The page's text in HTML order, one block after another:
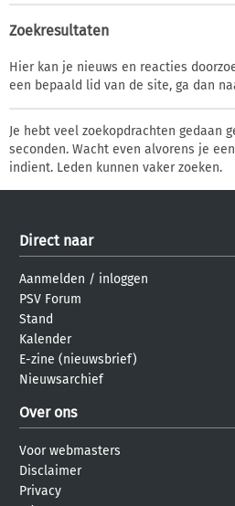
Zoekresultaten
Hier kan je nieuws en reacties
een bepaald lid van de site, ga dan
Je hebt veel zoekopdrachten gedaan
seconden. Wacht even alvorens je
indient. Leden kunnen vaker zoeken.
Direct naar
Aanmelden / inloggen
PSV Forum
Stand
Kalender
E-zine (nieuwsbrief)
Nieuwsarchief
Over ons
Voor webmasters
Disclaimer
Privacy